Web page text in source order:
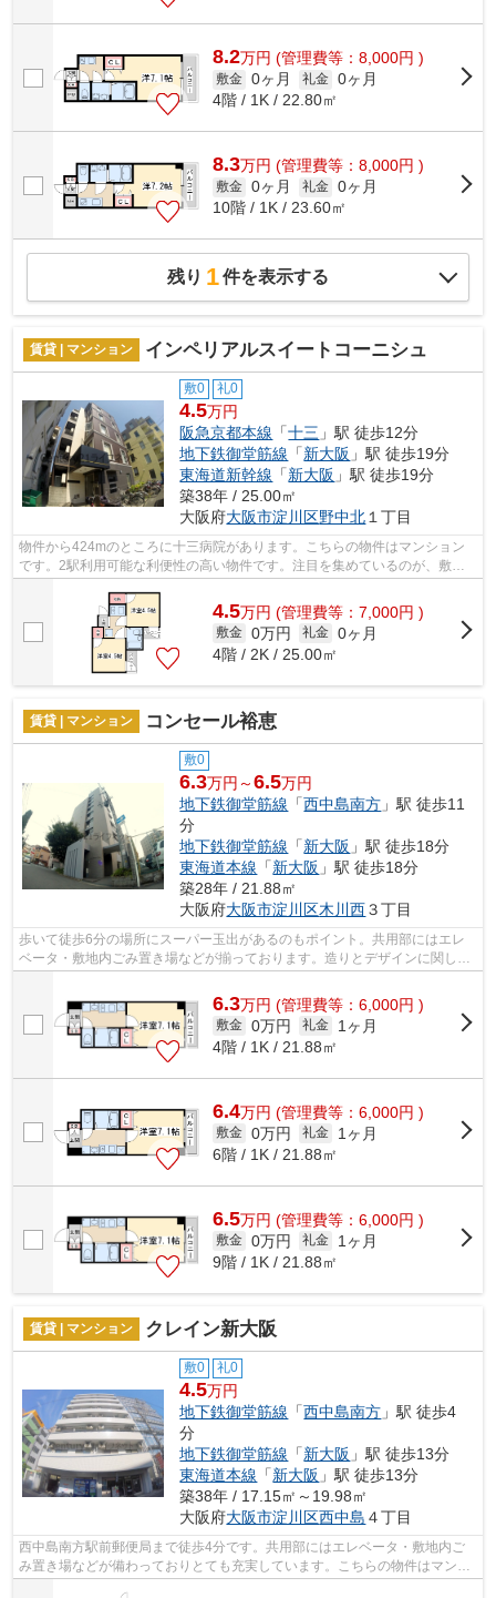
8.2万円 (管理費等：8,000円 )
敷金 0ヶ月 礼金 0ヶ月
4階 / 1K / 22.80㎡
8.3万円 (管理費等：8,000円 )
敷金 0ヶ月 礼金 0ヶ月
10階 / 1K / 23.60㎡
残り 1件を表示する
賃貸 | マンション インペリアルスイートコーニシュ
敷0 礼0
4.5万円
阪急京都本線 「十三 」駅 徒歩12分
地下鉄御堂筋線 「新大阪 」駅 徒歩19分
東海道新幹線 「新大阪 」駅 徒歩19分
築38年 / 25.00㎡
大阪府大阪市淀川区野中北１丁目
物件から424mのところに十三病院があります。こちらの物件はマンション
です。2駅利用可能な利便性の高い物件です。注目を集めているのが、敷地
4.5万円 (管理費等：7,000円 )
敷金 0万円 礼金 0ヶ月
4階 / 2K / 25.00㎡
賃貸 | マンション コンセール裕恵
敷0
6.3万円～6.5万円
地下鉄御堂筋線 「西中島南方 」駅 徒歩11
分
地下鉄御堂筋線 「新大阪 」駅 徒歩18分
東海道本線 「新大阪 」駅 徒歩18分
築28年 / 21.88㎡
大阪府大阪市淀川区木川西３丁目
歩いて徒歩6分の場所にスーパー玉出があるのもポイント。共用部にはエレ
ベータ・敷地内ごみ置き場などが揃っております。造りとデザインに関し
6.3万円 (管理費等：6,000円 )
敷金 0万円 礼金
1ヶ月
4階 / 1K / 21.88㎡
6.4万円 (管理費等：6,000円 )
敷金 0万円 礼金
1ヶ月
6階 / 1K / 21.88㎡
6.5万円 (管理費等：6,000円 )
敷金 0万円 礼金
1ヶ月
9階 / 1K / 21.88㎡
賃貸 | マンション クレイン新大阪
敷0 礼0
4.5万円
地下鉄御堂筋線 「西中島南方 」駅 徒歩4
分
地下鉄御堂筋線 「新大阪 」駅 徒歩13分
東海道本線 「新大阪 」駅 徒歩13分
築38年 / 17.15㎡～19.98㎡
大阪府大阪市淀川区西中島 ４丁目
西中島南方駅前郵便局まで徒歩4分です。共用部にはエレベータ・敷地内ご
み置き場などが備わっておりとても充実しています。こちらの物件はマンシ
ョンです。2駅利用可能なので、用途や...